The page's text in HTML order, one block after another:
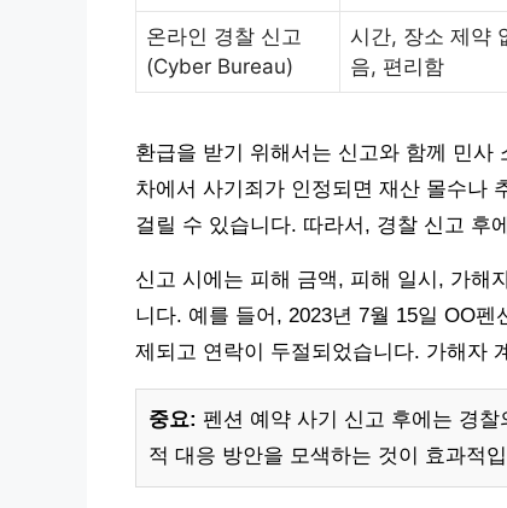
온라인 경찰 신고
(Cyber Bureau)
시간, 장소 제약
음, 편리함
환급을 받기 위해서는 신고와 함께 민사
차에서 사기죄가 인정되면 재산 몰수나
걸릴 수 있습니다. 따라서, 경찰 신고 후
신고 시에는 피해 금액, 피해 일시, 가해
니다. 예를 들어, 2023년 7월 15일 OO
제되고 연락이 두절되었습니다. 가해자
중요: 펜션 예약 사기 신고 후에는 경
적 대응 방안을 모색하는 것이 효과적